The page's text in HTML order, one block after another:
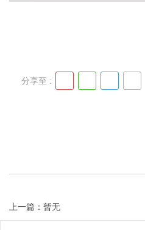
分享至 :
上一篇：暂无